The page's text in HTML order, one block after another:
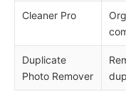
Cleaner Pro
Duplicate
Photo Remover